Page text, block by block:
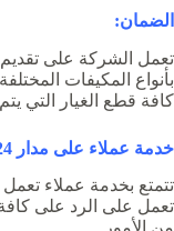
الضمان:
تعمل الشركة على تقديم
بأنواع المكيفات
كافة قطع الغيار التي
خدمة عملاء على مدار 24 ساعة:
تعمل على الرد على